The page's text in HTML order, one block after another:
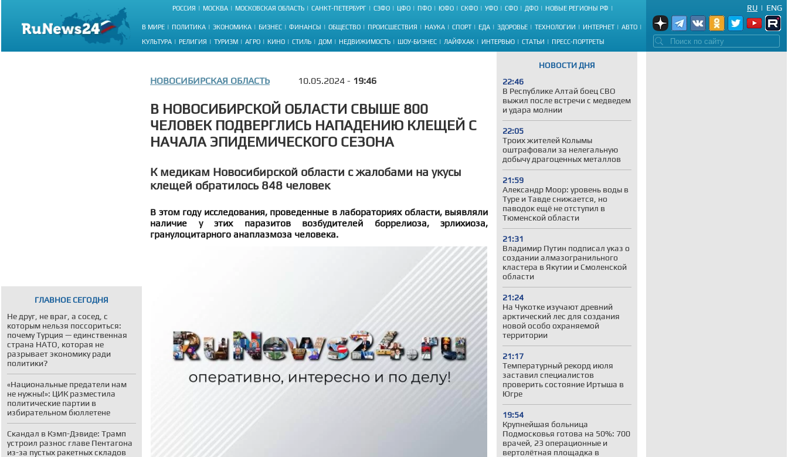
РОССИЯ МОСКВА МОСКОВСКАЯ ОБЛАСТЬ САНКТ-ПЕТЕРБУРГ СЗФО ЦФО ПФО ЮФО СКФО УФО СФО ДФО НОВЫЕ РЕГИОНЫ РФ
В МИРЕ ПОЛИТИКА ЭКОНОМИКА БИЗНЕС ФИНАНСЫ ОБЩЕСТВО ПРОИСШЕСТВИЯ НАУКА СПОРТ ЕДА ЗДОРОВЬЕ ТЕХНОЛОГИИ ИНТЕРНЕТ АВТО
КУЛЬТУРА РЕЛИГИЯ ТУРИЗМ АГРО КИНО СТИЛЬ ДОМ НЕДВИЖИМОСТЬ ШОУ-БИЗНЕС ЛАЙФХАК ИНТЕРВЬЮ СТАТЬИ ПРЕСС-ПОРТРЕТЫ
ENG
|
RU
ГЛАВНОЕ СЕГОДНЯ
Не друг, не враг, а сосед, с
которым нельзя поссориться:
почему Турция — единственная
страна НАТО, которая не
разрывает экономику ради
политики?
«Национальные предатели нам
не нужны!»: ЦИК разместила
политические партии в
избирательном бюллетене
Скандал в Кэмп-Дэвиде: Трамп
устроил разнос главе Пентагона
из-за пустых ракетных складов
НОВОСТИ ДНЯ
22:46
В Республике Алтай боец СВО
выжил после встречи с медведем
и удара молнии
22:05
Троих жителей Колымы
оштрафовали за нелегальную
добычу драгоценных металлов
21:59
Александр Моор: уровень воды в
Туре и Тавде снижается, но
паводок ещё не отступил в
Тюменской области
21:31
Владимир Путин подписал указ о
создании алмазогранильного
кластера в Якутии и Смоленской
области
21:24
На Чукотке изучают древний
арктический лес для создания
новой особо охраняемой
территории
21:17
Температурный рекорд июля
заставил специалистов
проверить состояние Иртыша в
Югре
19:54
Крупнейшая больница
Подмосковья готова на 50%: 700
врачей, 23 операционные и
вертолётная площадка в
НОВОСИБИРСКАЯ ОБЛАСТЬ 10.05.2024 - 19:46
В НОВОСИБИРСКОЙ ОБЛАСТИ СВЫШЕ 800
ЧЕЛОВЕК ПОДВЕРГЛИСЬ НАПАДЕНИЮ КЛЕЩЕЙ С
НАЧАЛА ЭПИДЕМИЧЕСКОГО СЕЗОНА
К медикам Новосибирской области с жалобами на укусы
клещей обратилось 848 человек
В этом году исследования, проведенные в лабораториях области, выявляли
наличие у этих паразитов возбудителей боррелиоза, эрлихиоза,
гранулоцитарного анаплазмоза человека.